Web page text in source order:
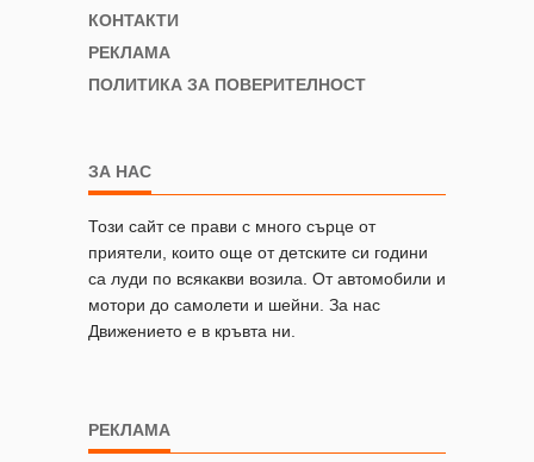
КОНТАКТИ
РЕКЛАМА
ПОЛИТИКА ЗА ПОВЕРИТЕЛНОСТ
ЗА НАС
Този сайт се прави с много сърце от
приятели, които още от детските си години
са луди по всякакви возила. От автомобили и
мотори до самолети и шейни. За нас
Движението е в кръвта ни.
РЕКЛАМА